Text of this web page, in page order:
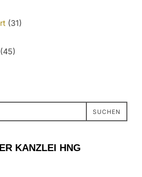
(31)
(45)
SUCHEN
KANZLEI HNG